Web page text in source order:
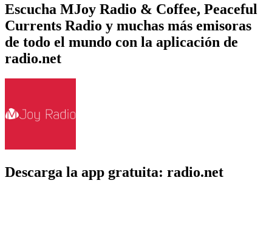
Escucha MJoy Radio & Coffee, Peaceful
Currents Radio y muchas más emisoras
de todo el mundo con la aplicación de
radio.net
Descarga la app gratuita: radio.net